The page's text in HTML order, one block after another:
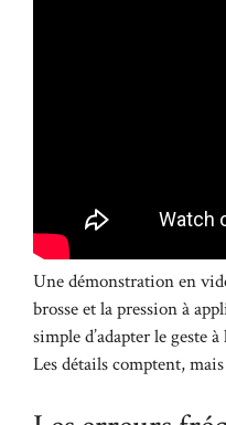
Une démonstration en
brosse et la pression à
simple d’adapter le geste
Les détails comptent,